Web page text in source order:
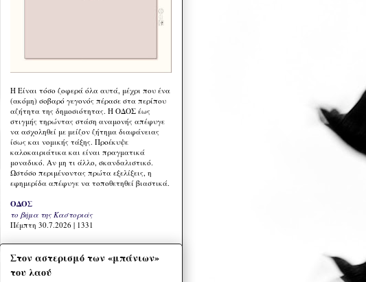
Η Eίναι τόσο ζοφερά όλα αυτά, μέχρι που ένα
(ακόμη) σοβαρό γεγονός πέρασε στα περίπου
αζήτητα της δημοσιότητας. Η ΟΔΟΣ έως
στιγμής τηρώντας στάση αναμονής απέφυγε
να ασχοληθεί με μείζον ζήτημα διαφάνειας
ίσως και νομικής τάξης. Προέκυψε
καλοκαιριάτικα και είναι πραγματικά
μοναδικό. Αν μη τι άλλο, σκανδαλιστικό.
Ωστόσο περιμένοντας πρώτα εξελίξεις, η
εφημερίδα απέφυγε να τοποθετηθεί βιαστικά.
ΟΔΟΣ
το βήμα της Καστοριάς
Πέμπτη 30.7.2026 | 1331
Στον αστερισμό των «μπάνιων»
του λαού